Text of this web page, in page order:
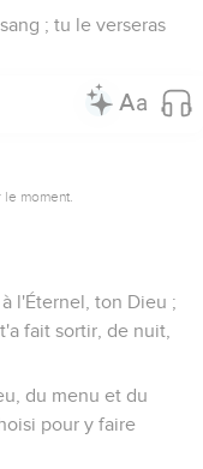
; tu le verseras
moment.
l'Éternel, ton Dieu ;
fait sortir, de nuit,
du menu et du
pour y faire